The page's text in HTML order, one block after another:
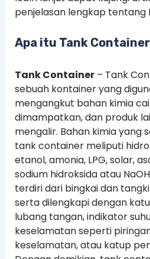
penjelasan lengkap tentang
Apa itu Tank
Tank Container– Tank
sebuah kontainer yang
mengangkut bahan kimia
dimampatkan, dan produk
mengalir. Bahan kimia yang
tank container meliputi
etanol, amonia, LPG, solar,
sodium hidroksida atau
terdiri dari bingkai dan
serta dilengkapi dengan
lubang tangan, indikator
keselamatan seperti
keselamatan, atau katup